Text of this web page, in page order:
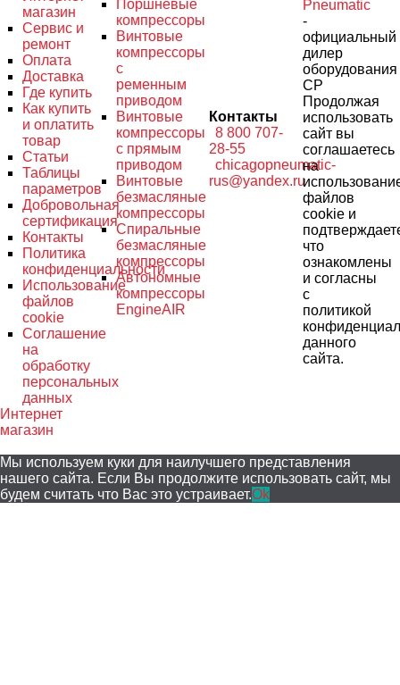
магазин
Сервис и
ремонт
Оплата
Доставка
Где купить
Как купить
и оплатить
товар
Статьи
Таблицы
параметров
Добровольная
сертификация
Контакты
Политика
конфиденциальности
Использование
файлов
cookie
Соглашение
на
обработку
персональных
данных
Поршневые
компрессоры
Винтовые
компрессоры
с
ременным
приводом
Винтовые
компрессоры
с прямым
приводом
Винтовые
безмасляные
компрессоры
Спиральные
безмасляные
компрессоры
Автономные
компрессоры
EngineAIR
Контакты
8 800 707-
28-55
chicagopneumatic-
rus@yandex.ru
Pneumatic
-
официальный
дилер
оборудования
CP
Продолжая
использовать
сайт вы
соглашаетесь
на
файлов
cookie и
что
ознакомлены
и согласны
с
политикой
данного
сайта.
Интернет
магазин
Мы используем куки для наилучшего представления
нашего сайта. Если Вы продолжите использовать сайт, мы
будем считать что Вас это устраивает.Ok